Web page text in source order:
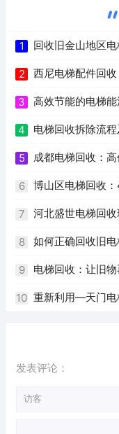
1 回收旧金山地区电
2 西尼电梯配件回
3 高效节能的电梯
4 电梯回收拆除流
5 成都电梯回收：
6 博山区电梯回收
7 河北盛世电梯回
8 如何正确回收旧
9 电梯回收：让旧
10 重新利用—天门电
发表评论：